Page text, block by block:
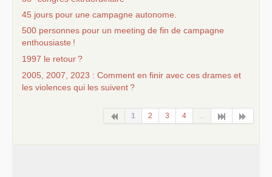
45 jours pour une campagne autonome.
500 personnes pour un meeting de fin de campagne
enthousiaste !
1997 le retour?
2005, 2007, 2023 : Comment en finir avec ces drames et
les violences qui les suivent?
1 2 3 4